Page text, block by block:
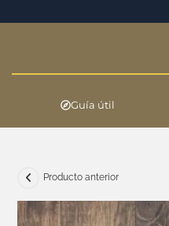
Guía útil
Producto anterior